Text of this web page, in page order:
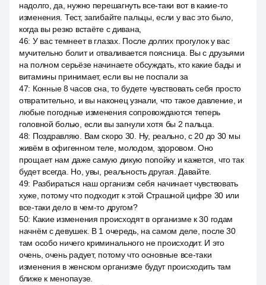
надолго, да, нужно перешагнуть все-таки вот в какие-то
изменения. Тест, загибайте пальцы, если у вас это было,
когда вы резко встаёте с дивана,
46: У вас темнеет в глазах. После долгих прогулок у вас
мучительно болит и отваливается поясница. Вы с друзьями
на полном серьёзе начинаете обсуждать, кто какие бады и
витамины принимает, если вы не поспали за
47: Конные 8 часов сна, то будете чувствовать себя просто
отвратительно, и вы наконец узнали, что такое давление, и
любые погодные изменения сопровождаются теперь
головной болью, если вы загнули хотя бы 2 пальца.
48: Поздравляю. Вам скоро 30. Ну, реально, с 20 до 30 мы
живём в офигенном теле, молодом, здоровом. Оно
прощает нам даже самую дикую попойку и кажется, что так
будет всегда. Но, увы, реальность другая. Давайте.
49: Разбираться наш организм себя начинает чувствовать
хуже, потому что подходит к этой Страшной цифре 30 или
все-таки дело в чем-то другом?
50: Какие изменения происходят в организме к 30 годам
начнём с девушек. В 1 очередь, на самом деле, после 30
там особо ничего криминального не происходит. И это
очень, очень радует, потому что основные все-таки
изменения в женском организме будут происходить там
ближе к менопаузе.